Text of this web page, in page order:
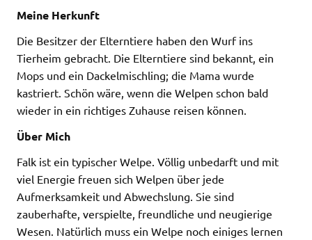
Meine Herkunft
Die Besitzer der Elterntiere haben den Wurf ins
Tierheim gebracht. Die Elterntiere sind bekannt, ein
Mops und ein Dackelmischling; die Mama wurde
kastriert. Schön wäre, wenn die Welpen schon bald
wieder in ein richtiges Zuhause reisen können.
Über Mich
Falk ist ein typischer Welpe. Völlig unbedarft und mit
viel Energie freuen sich Welpen über jede
Aufmerksamkeit und Abwechslung. Sie sind
zauberhafte, verspielte, freundliche und neugierige
Wesen. Natürlich muss ein Welpe noch einiges lernen